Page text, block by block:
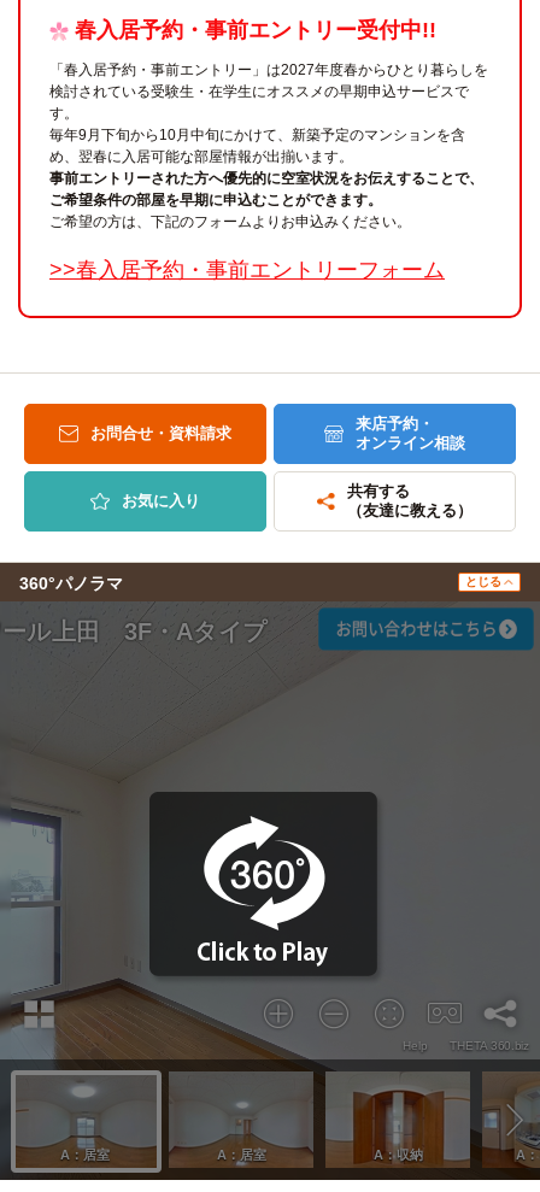
春入居予約・事前エントリー受付中!!
「春入居予約・事前エントリー」は2027年度春からひとり暮らしを
検討されている受験生・在学生にオススメの早期申込サービスで
す。
毎年9月下旬から10月中旬にかけて、新築予定のマンションを含
め、翌春に入居可能な部屋情報が出揃います。
事前エントリーされた方へ優先的に空室状況をお伝えすることで、
ご希望条件の部屋を早期に申込むことができます。
ご希望の方は、下記のフォームよりお申込みください。
>>春入居予約・事前エントリーフォーム
お問合せ・資料請求
来店予約・
オンライン相談
お気に入り
共有する
（友達に教える）
360°パノラマ とじる